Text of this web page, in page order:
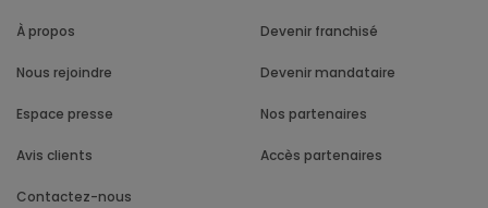
À propos
Nous rejoindre
Espace presse
Avis clients
Contactez-nous
Devenir franchisé
Devenir mandataire
Nos partenaires
Accès partenaires